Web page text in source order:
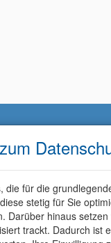
die für die
stetig für Sie
Darüber hinaus
trackt. Dadurch ist